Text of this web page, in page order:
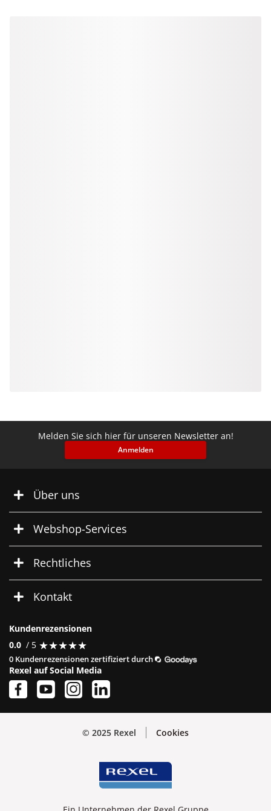
Melden Sie sich hier für unseren Newsletter an!
Anmelden
Über uns
Webshop-Services
Rechtliches
Kontakt
Kundenrezensionen
0.0 / 5 ★★★★★
★★★★★
0 Kundenrezensionen zertifiziert durch
Rexel auf Social Media
© 2025 Rexel Cookies